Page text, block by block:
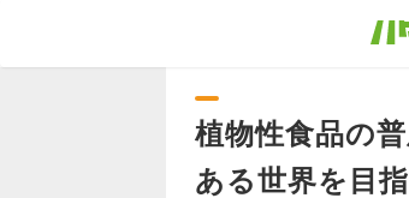
植物性食品の
ある世界を目